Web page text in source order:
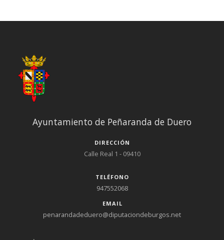
Ayuntamiento de Peñaranda de Duero
DIRECCIÓN
Calle Real 1 - 09410
TELÉFONO
947552068
EMAIL
penarandadeduero@diputaciondeburgos.net